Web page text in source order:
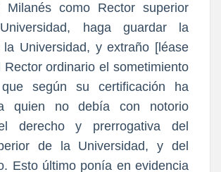
Milanés como Rector superior
haga guardar la
la Universidad, y extraño [léase
Rector ordinario el sometimiento
según su certificación ha
quien no debía con notorio
derecho y prerrogativa del
de la Universidad, y del
Esto último ponía en evidencia